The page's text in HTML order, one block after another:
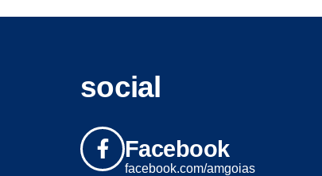
social
Facebook
facebook.com/amgoias